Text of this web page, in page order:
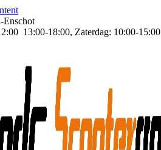
Enschot
13:00-18:00, Zaterdag: 10:00-15:00